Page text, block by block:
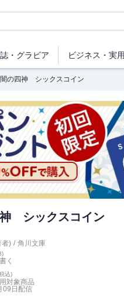
・ グラビア ビジネス ・実用
闇の四神 シックスコイン
シックスコイン
者) / 角川文庫
)
く
込)
対象商品
09日 配信